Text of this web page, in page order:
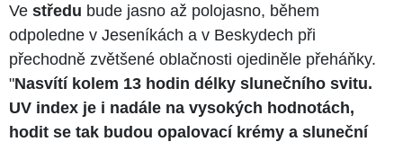
Ve středu bude jasno až polojasno, během
odpoledne v Jeseníkách a v Beskydech při
přechodně zvětšené oblačnosti ojediněle přeháňky.
"Nasvítí kolem 13 hodin délky slunečního svitu.
UV index je i nadále na vysokých hodnotách,
hodit se tak budou opalovací krémy a sluneční